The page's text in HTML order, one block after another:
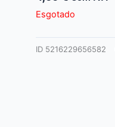
Esgotado
ID 5216229656582